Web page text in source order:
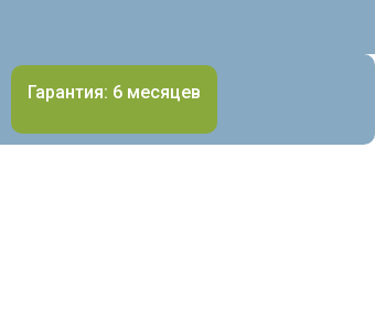
Гарантия: 6 месяцев